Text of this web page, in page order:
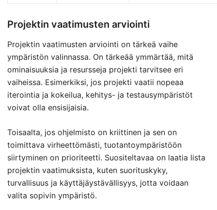
Projektin vaatimusten arviointi
Projektin vaatimusten arviointi on tärkeä vaihe
ympäristön valinnassa. On tärkeää ymmärtää, mitä
ominaisuuksia ja resursseja projekti tarvitsee eri
vaiheissa. Esimerkiksi, jos projekti vaatii nopeaa
iterointia ja kokeilua, kehitys- ja testausympäristöt
voivat olla ensisijaisia.
Toisaalta, jos ohjelmisto on kriittinen ja sen on
toimittava virheettömästi, tuotantoympäristöön
siirtyminen on prioriteetti. Suositeltavaa on laatia lista
projektin vaatimuksista, kuten suorituskyky,
turvallisuus ja käyttäjäystävällisyys, jotta voidaan
valita sopivin ympäristö.